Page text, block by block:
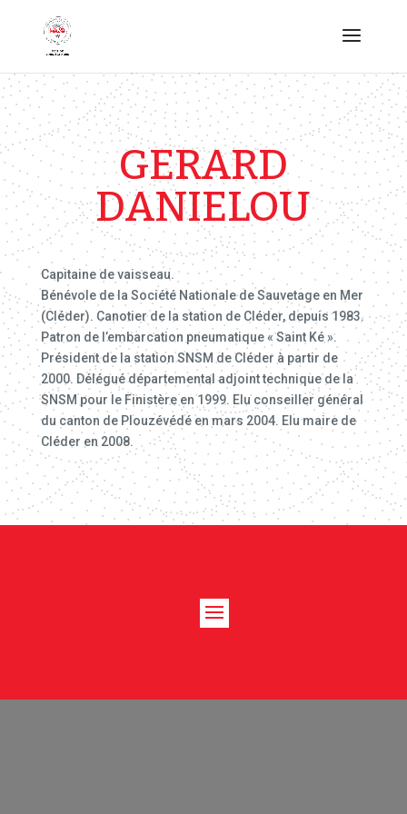
GERARD
DANIELOU
Capitaine de vaisseau.
Bénévole de la Société Nationale de Sauvetage en Mer
(Cléder). Canotier de la station de Cléder, depuis 1983.
Patron de l’embarcation pneumatique « Saint Ké ».
Président de la station SNSM de Cléder à partir de
2000. Délégué départemental adjoint technique de la
SNSM pour le Finistère en 1999. Elu conseiller général
du canton de Plouzévédé en mars 2004. Elu maire de
Cléder en 2008.